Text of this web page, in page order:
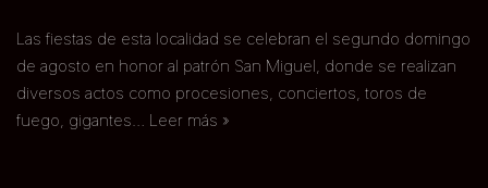
Las fiestas de esta localidad se celebran el segundo domingo
de agosto en honor al patrón San Miguel, donde se realizan
diversos actos como procesiones, conciertos, toros de
fuego, gigantes… Leer más »